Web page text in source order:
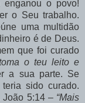
enganou o povo!
o Seu trabalho.
uma multidão
é de Deus.
que foi curado
toma o teu leito e
a sua parte. Se
sido curado.
João 5:14 – “Mais